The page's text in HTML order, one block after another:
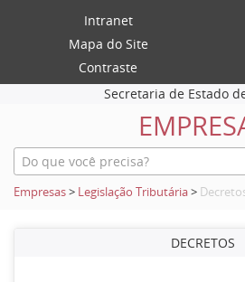
Intranet
Mapa do Site
Contraste
Secretaria de Estado
Empresas> Legislação Tributária>
DECRETOS